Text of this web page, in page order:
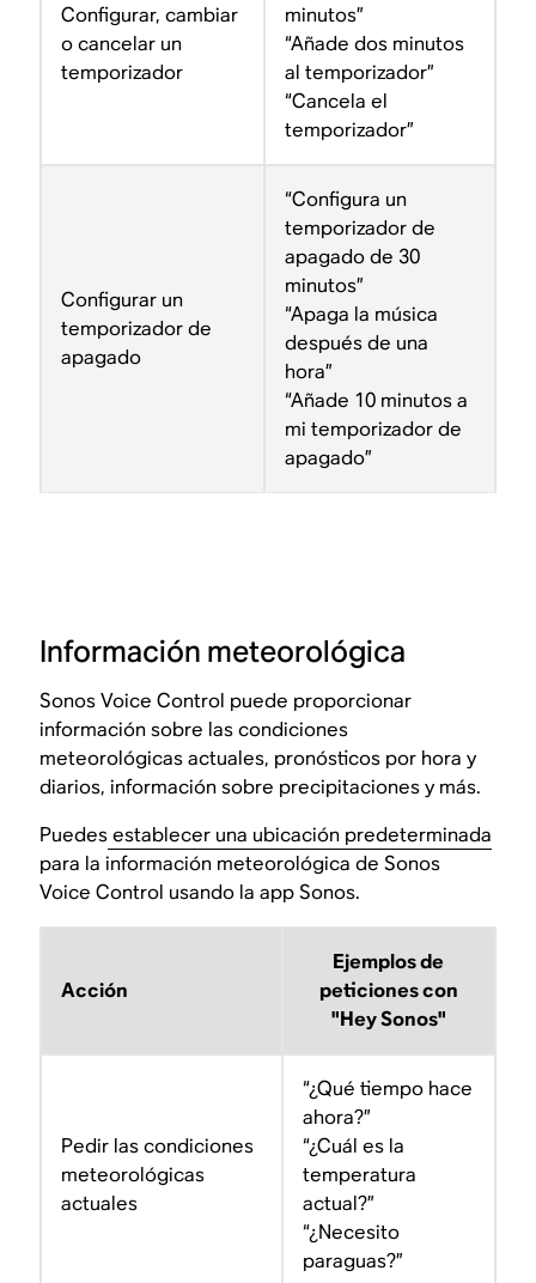
Configurar, cambiar
o cancelar un
temporizador
minutos”
“Añade dos minutos
al temporizador”
“Cancela el
temporizador”
Configurar un
temporizador de
apagado
“Configura un
temporizador de
apagado de 30
minutos”
“Apaga la música
después de una
hora”
“Añade 10 minutos a
mi temporizador de
apagado”
Información meteorológica
Sonos Voice Control puede proporcionar
información sobre las condiciones
meteorológicas actuales, pronósticos por hora y
diarios, información sobre precipitaciones y más.
Puedesestablecer una ubicación predeterminada
para la información meteorológica de Sonos
Voice Control usando la app Sonos.
Acción
Ejemplos de
peticiones con
"Hey Sonos"
Pedir las condiciones
meteorológicas
actuales
“¿Qué tiempo hace
ahora?”
“¿Cuál es la
temperatura
actual?”
“¿Necesito
paraguas?”